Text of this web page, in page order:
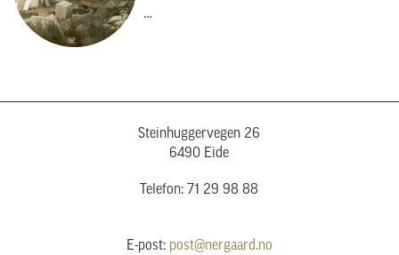
Steinhuggervegen 26
6490 Eide
Telefon: 71 29 98 88
E-post: post@nergaard.no